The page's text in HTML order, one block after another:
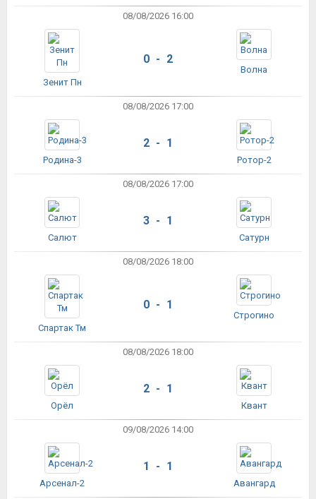
08/08/2026 16:00
Зенит Пн
0 - 2
Волна
08/08/2026 17:00
Родина-3
2 - 1
Ротор-2
08/08/2026 17:00
Салют
3 - 1
Сатурн
08/08/2026 18:00
Спартак Тм
0 - 1
Строгино
08/08/2026 18:00
Орёл
2 - 1
Квант
09/08/2026 14:00
Арсенал-2
1 - 1
Авангард